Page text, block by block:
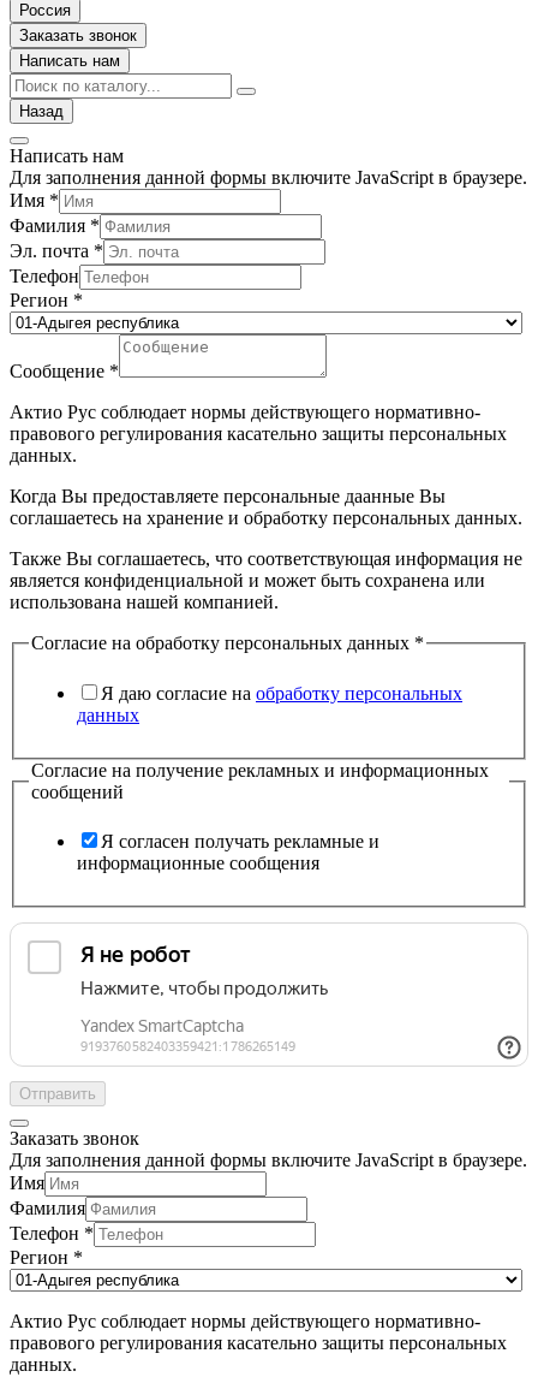
Россия
Заказать звонок
Написать нам
Назад
Написать нам
Для заполнения данной формы включите JavaScript в браузере.
Имя *
Фамилия *
Эл. почта *
Телефон
Регион *
Сообщение *
Актио Рус соблюдает нормы действующего нормативно-
правового регулирования касательно защиты персональных
данных.
Когда Вы предоставляете персональные даанные Вы
соглашаетесь на хранение и обработку персональных данных.
Также Вы соглашаетесь, что соответствующая информация не
является конфиденциальной и может быть сохранена или
использована нашей компанией.
Согласие на обработку персональных данных *
Я даю согласие на обработку персональных
данных
Согласие на получение рекламных и информационных
сообщений
Я согласен получать рекламные и
информационные сообщения
Отправить
Заказать звонок
Для заполнения данной формы включите JavaScript в браузере.
Имя
Фамилия
Телефон *
Регион *
Актио Рус соблюдает нормы действующего нормативно-
правового регулирования касательно защиты персональных
данных.